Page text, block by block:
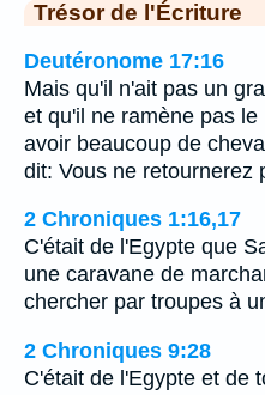
Trésor de l'Écriture
Deutéronome 17:16
Mais qu'il n'ait pas un
et qu'il ne ramène pas
avoir beaucoup de
dit: Vous ne retournerez
2 Chroniques 1:16,17
C'était de l'Egypte que
une caravane de
chercher par troupes à
2 Chroniques 9:28
C'était de l'Egypte et de